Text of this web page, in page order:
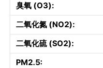
臭氧 (O3):
二氧化氮 (NO2):
二氧化硫 (SO2):
PM2.5: